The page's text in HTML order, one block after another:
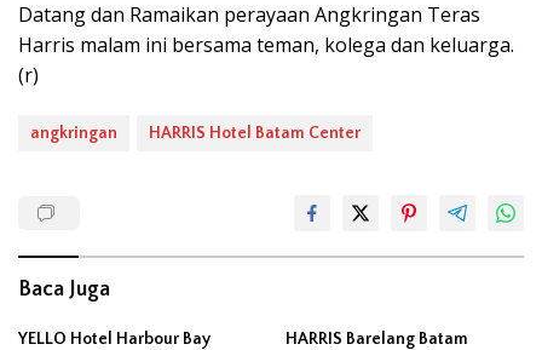
Datang dan Ramaikan perayaan Angkringan Teras
Harris malam ini bersama teman, kolega dan keluarga.
(r)
angkringan HARRIS Hotel Batam Center
Baca Juga
YELLO Hotel Harbour Bay
HARRIS Barelang Batam